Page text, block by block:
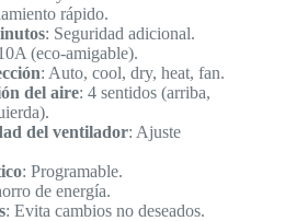
rápido.
: Seguridad adicional.
(eco-amigable).
: Auto, cool, dry, heat, fan.
del aire: 4 sentidos (arriba,
del ventilador: Ajuste
: Programable.
de energía.
: Evita cambios no deseados.